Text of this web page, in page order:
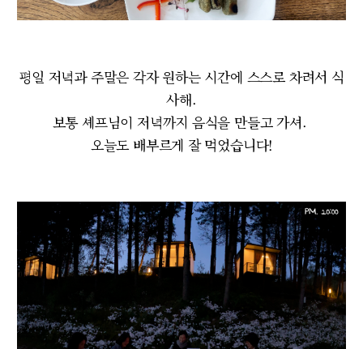
평일 저녁과 주말은 각자 원하는 시간에 스스로 차려서 식
사해.
보통 셰프님이 저녁까지 음식을 만들고 가셔.
오늘도 배부르게 잘 먹었습니다!